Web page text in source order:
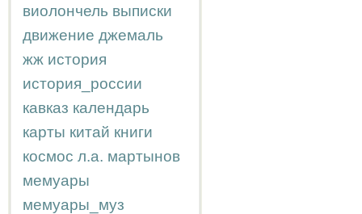
виолончель выписки
движение джемаль
жж история
история_россии
кавказ календарь
карты китай книги
космос л.а. мартынов
мемуары
мемуары_муз